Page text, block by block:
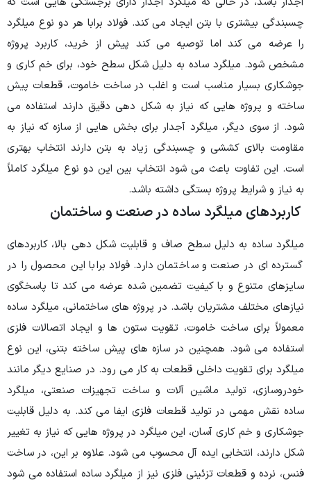
می کند. فولاد برابا هر دو نوع میلگرد
می کند پیش از خرید، کاربرد پروژه
به دلیل شکل سطح خود، برای خم کاری و
است و اغلب در ساخت خاموت، قطعات پیش
نیاز به شکل دهی دقیق دارند استفاده می
آجدار برای بخش هایی از سازه که نیاز به
زیاد به بتن دارند انتخاب بهتری
شود انتخاب بین این دو نوع میلگرد کاملاً
داشته باشد.
ساده در صنعت و ساختمان
صاف و قابلیت شکل دهی بالا، کاربردهای
دارد. فولاد برابا این محصول را در
تضمین شده عرضه می کند تا پاسخگوی
در پروژه های ساختمانی، میلگرد ساده
تقویت ستون ها و ایجاد اتصالات فلزی
در سازه های پیش ساخته بتنی، این نوع
قطعات به کار می رود. در صنایع دیگر مانند
آلات و ساخت تجهیزات صنعتی، میلگرد
قطعات فلزی ایفا می کند. به دلیل قابلیت
این میلگرد در پروژه هایی که نیاز به تغییر
آل محسوب می شود. علاوه بر این، در ساخت
فلزی نیز از میلگرد ساده استفاده می شود